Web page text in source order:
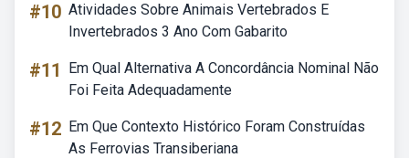
#10 Atividades Sobre Animais Vertebrados E
Invertebrados 3 Ano Com Gabarito
#11
Em Qual Alternativa A Concordância Nominal Não
Foi Feita Adequadamente
#12 Em Que Contexto Histórico Foram Construídas
As Ferrovias Transiberiana